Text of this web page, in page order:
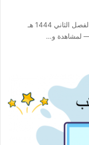
اختبار نهائي اللغة الانجليزية الاول المتوسط الفصل الثاني 1444 هـ
— لمشاهدة و…